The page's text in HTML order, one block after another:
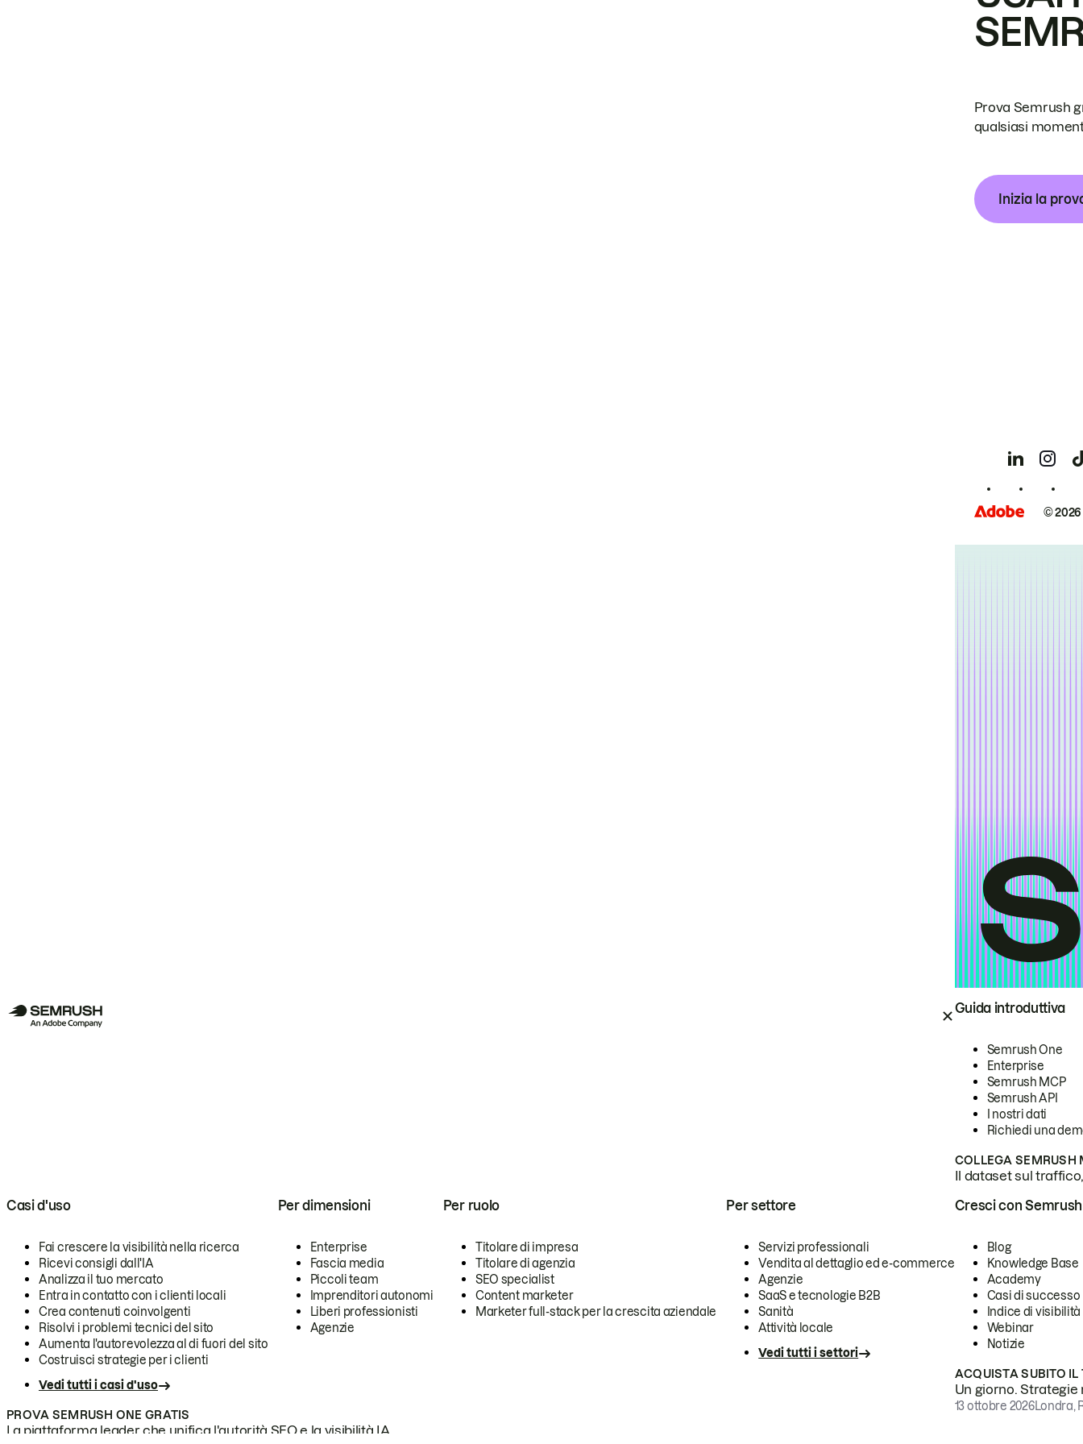
Guida introduttiva
Semrush One
Enterprise
Semrush MCP
Semrush API
I nostri dati
Richiedi una
COLLEGA SEMRUSH
Il dataset sul
Casi d'uso
Fai crescere la visibilità nella ricerca
Ricevi consigli dall'IA
Analizza il tuo mercato
Entra in contatto con i clienti locali
Crea contenuti coinvolgenti
Risolvi i problemi tecnici del sito
Aumenta l'autorevolezza al di fuori del sito
Costruisci strategie per i clienti
Vedi tutti i casi d'uso
Per dimensioni
Enterprise
Fascia media
Piccoli team
Imprenditori autonomi
Liberi professionisti
Agenzie
Per ruolo
Titolare di impresa
Titolare di agenzia
SEO specialist
Content marketer
Marketer full-stack per la crescita aziendale
Per settore
Servizi professionali
Vendita al dettaglio ed e-commerce
Agenzie
SaaS e tecnologie B2B
Sanità
Attività locale
Vedi tutti i settori
PROVA SEMRUSH ONE GRATIS
La piattaforma leader che unifica l'autorità SEO e la visibilità IA.
Cresci con Semrush
Blog
Knowledge Base
Academy
Casi di successo
Indice di visibilità
Webinar
Notizie
ACQUISTA SUBITO IL
Un giorno.
13 ottobre 2026Londra,
Prova Semrush
qualsiasi
Inizia la
©